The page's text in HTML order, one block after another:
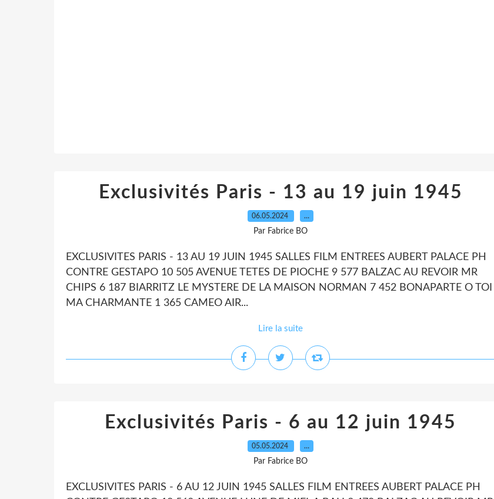
Exclusivités Paris - 13 au 19 juin 1945
06.05.2024 …
Par Fabrice BO
EXCLUSIVITES PARIS - 13 AU 19 JUIN 1945 SALLES FILM ENTREES AUBERT PALACE PH
CONTRE GESTAPO 10 505 AVENUE TETES DE PIOCHE 9 577 BALZAC AU REVOIR MR
CHIPS 6 187 BIARRITZ LE MYSTERE DE LA MAISON NORMAN 7 452 BONAPARTE O TOI
MA CHARMANTE 1 365 CAMEO AIR...
Lire la suite
Exclusivités Paris - 6 au 12 juin 1945
05.05.2024 …
Par Fabrice BO
EXCLUSIVITES PARIS - 6 AU 12 JUIN 1945 SALLES FILM ENTREES AUBERT PALACE PH